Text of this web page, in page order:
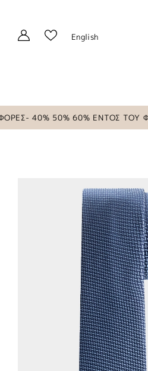
English
40% 50% 60% ΕΝΤΟΣ ΤΟΥ